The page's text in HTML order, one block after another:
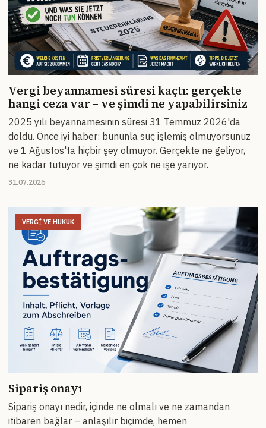
Vergi beyannamesi süresi kaçtı: gerçekte
hangi ceza var – ve şimdi ne yapabilirsiniz
2025 yılı beyannamesinin süresi 31 Temmuz 2026'da
doldu. Önce iyi haber: bununla suç işlemiş olmuyorsunuz
ve 1 Ağustos'ta hiçbir şey olmuyor. Gerçekte ne geliyor,
ne kadar tutuyor ve şimdi en çok ne işe yarıyor.
31.07.2026
VERGI VE HUKUK
Sipariş onayı
Sipariş onayı nedir, içinde ne olmalı ve ne zamandan
itibaren bağlar – anlaşılır biçimde, hemen